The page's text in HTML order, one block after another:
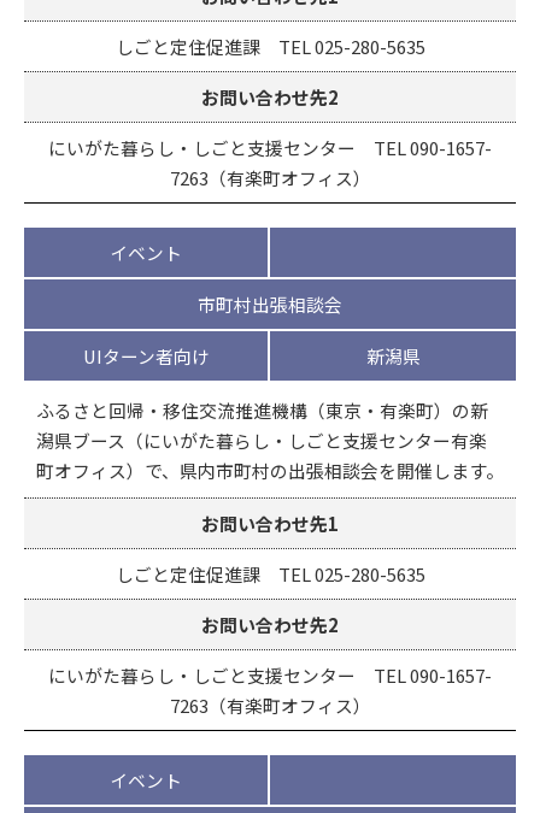
しごと定住促進課 TEL 025-280-5635
お問い合わせ先2
にいがた暮らし・しごと支援センター TEL 090-1657-
7263（有楽町オフィス）
イベント
市町村出張相談会
UIターン者向け 新潟県
ふるさと回帰・移住交流推進機構（東京・有楽町）の新
潟県ブース（にいがた暮らし・しごと支援センター有楽
町オフィス）で、県内市町村の出張相談会を開催します。
お問い合わせ先1
しごと定住促進課 TEL 025-280-5635
お問い合わせ先2
にいがた暮らし・しごと支援センター TEL 090-1657-
7263（有楽町オフィス）
イベント